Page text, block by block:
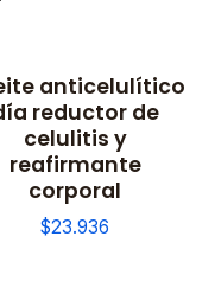
anticelulítico
reductor de
celulitis y
reafirmante
corporal
$23.936